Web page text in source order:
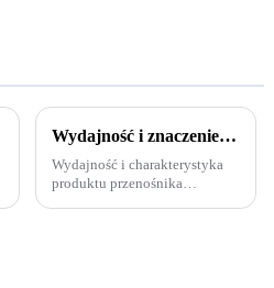
Wydajność i znaczenie użytkowania przenośnika wiórów łańcuchowego obrabiarki?
Wydajność i charakterystyka
produktu przenośnika